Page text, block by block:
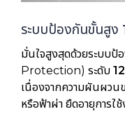
ระบบป้องกันขั้นสูง
มั่นใจสูงสุดด้วยระบบป้
Protection) ระดับ
เนื่องจากความผันผวน
หรือฟ้าผ่า ยืดอายุการใ